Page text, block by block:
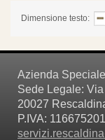
Dimensione testo:
Azienda
Sede Legale:
20027
P.IVA: